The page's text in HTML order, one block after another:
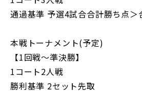
通過基準 予選4試合合計勝ち点＞
本戦トーナメント(予定)
【1回戦〜準決勝】
1コート2人戦
勝利基準 2セット先取